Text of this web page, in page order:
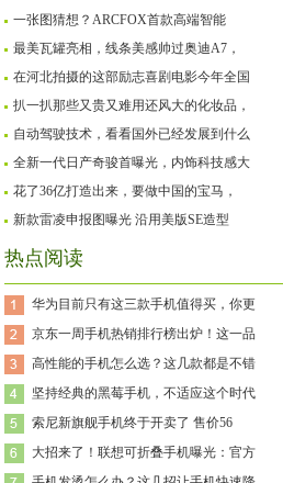
一张图猜想？ARCFOX首款高端智能
最美瓦罐亮相，线条美感帅过奥迪A7，
在河北拍摄的这部励志喜剧电影今年全国
扒一扒那些又贵又难用还风大的化妆品，
自动驾驶技术，看看国外已经发展到什么
全新一代日产奇骏首曝光，内饰科技感大
花了36亿打造出来，要做中国的宝马，
新款雷凌申报图曝光 沿用美版SE造型
热点阅读
华为目前只有这三款手机值得买，你更
京东一周手机热销排行榜出炉！这一品
高性能的手机怎么选？这几款都是不错
坚持经典的黑莓手机，不适应这个时代
索尼新旗舰手机终于开卖了 售价56
大招来了！联想可折叠手机曝光：官方